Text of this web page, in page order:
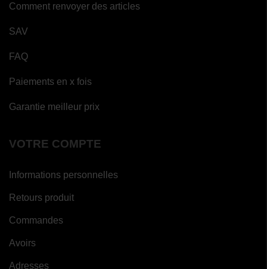
Comment renvoyer des articles
SAV
FAQ
Paiements en x fois
Garantie meilleur prix
VOTRE COMPTE
Informations personnelles
Retours produit
Commandes
Avoirs
Adresses